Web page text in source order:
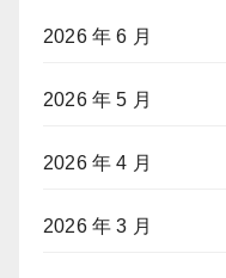
2026 年 6 月
2026 年 5 月
2026 年 4 月
2026 年 3 月